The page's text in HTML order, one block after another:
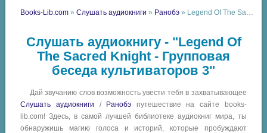
Books-Lib.com »Слушать аудиокниги » Ранобэ » Legend Of The Sacred Knight - Групповая беседа культиваторов 3
Слушать аудиокнигу - "Legend Of
The Sacred Knight - Групповая
беседа культиваторов 3"
Дай звучанию слов возможность увести тебя в захватывающее
Слушать аудиокниги / Ранобэ путешествие на сайте books-
lib.com! Здесь, в самой лучшей библиотеке аудиокниг мира, ты
обнаружишь магию голоса и историй, которые пробуждают